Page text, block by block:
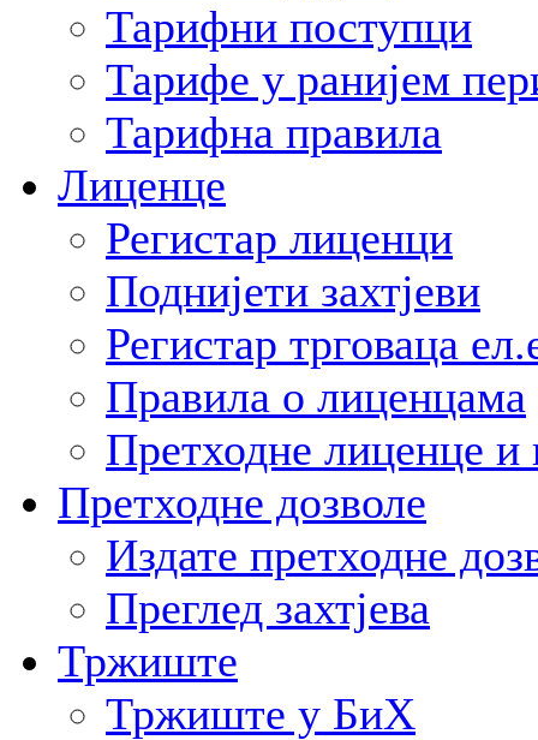
Тарифни поступци
Тарифе у ранијем
Тарифна правила
Лиценце
Регистар лиценци
Поднијети захтјеви
Регистар трговаца
Правила о лиценцама
Претходне лиценце и
Претходне дозволе
Издате претходне
Преглед захтјева
Тржиште
Тржиште у БиХ